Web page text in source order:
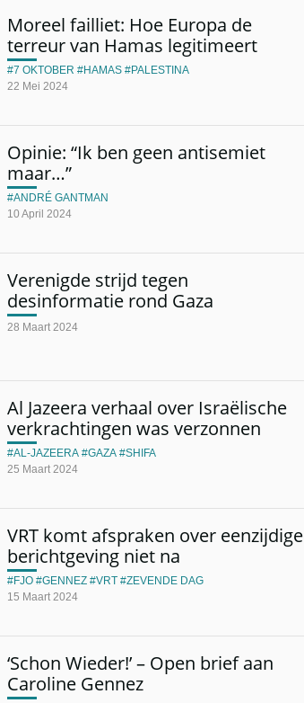
Moreel failliet: Hoe Europa de
terreur van Hamas legitimeert
22 Mei 2024
7 OKTOBER HAMAS PALESTINA
Opinie: “Ik ben geen antisemiet
maar…”
10 April 2024
ANDRÉ GANTMAN
Verenigde strijd tegen
desinformatie rond Gaza
28 Maart 2024
Al Jazeera verhaal over Israëlische
verkrachtingen was verzonnen
25 Maart 2024
AL-JAZEERA GAZA SHIFA
VRT komt afspraken over eenzijdige
berichtgeving niet na
15 Maart 2024
FJO GENNEZ VRT ZEVENDE DAG
‘Schon Wieder!’ – Open brief aan
Caroline Gennez